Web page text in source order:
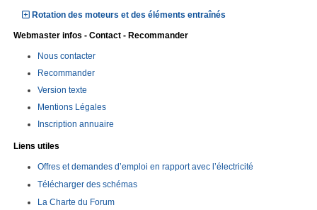
Rotation des moteurs et des éléments entraînés
Webmaster infos - Contact - Recommander
Nous contacter
Recommander
Version texte
Mentions Légales
Inscription annuaire
Liens utiles
Offres et demandes d’emploi en rapport avec l’électricité
Télécharger des schémas
La Charte du Forum